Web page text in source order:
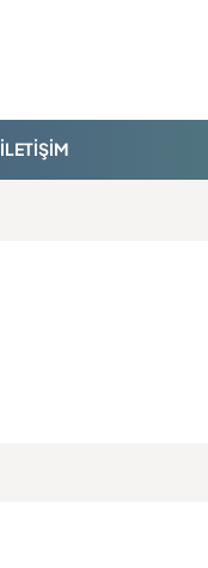
İLETIŞIM